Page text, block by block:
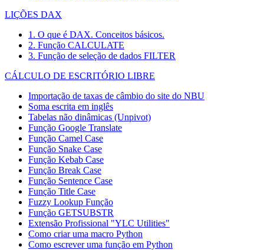
LIÇÕES DAX
1. O que é DAX. Conceitos básicos.
2. Função CALCULATE
3. Função de seleção de dados FILTER
CÁLCULO DE ESCRITÓRIO LIBRE
Importação de taxas de câmbio do site do NBU
Soma escrita em inglês
Tabelas não dinâmicas (Unpivot)
Função Google Translate
Função Camel Case
Função Snake Case
Função Kebab Case
Função Break Case
Função Sentence Case
Função Title Case
Fuzzy Lookup Função
Função GETSUBSTR
Extensão Profissional "YLC Utilities"
Como criar uma macro Python
Como escrever uma função em Python